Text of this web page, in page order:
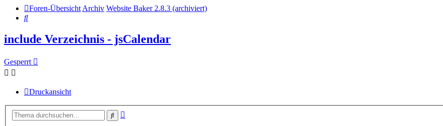
Foren-ÜbersichtArchiv Website Baker 2.8.3 (archiviert)
Suche
include Verzeichnis - jsCalendar
Gesperrt
Druckansicht
Suche